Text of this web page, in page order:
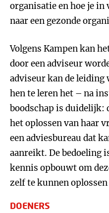
organisatie en hoe je
naar een gezonde
Volgens Kampen kan
door een adviseur
adviseur kan de leiding
hen te leren het – na
boodschap is duidelijk:
het oplossen van haar
een adviesbureau dat
aanreikt. De bedoeling
kennis opbouwt om
zelf te kunnen
DOENERS